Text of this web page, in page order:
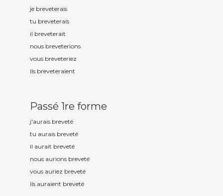
je breveterais
tu breveterais
il breveterait
nous breveterions
vous breveteriez
ils breveteraient
Passé 1re forme
j'aurais breveté
tu aurais breveté
il aurait breveté
nous aurions breveté
vous auriez breveté
ils auraient breveté